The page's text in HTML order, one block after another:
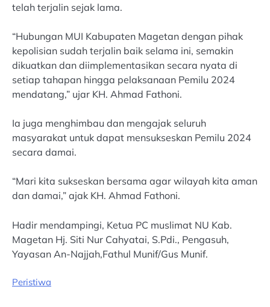
telah terjalin sejak lama.
“Hubungan MUI Kabupaten Magetan dengan pihak
kepolisian sudah terjalin baik selama ini, semakin
dikuatkan dan diimplementasikan secara nyata di
setiap tahapan hingga pelaksanaan Pemilu 2024
mendatang,” ujar KH. Ahmad Fathoni.
Ia juga menghimbau dan mengajak seluruh
masyarakat untuk dapat mensukseskan Pemilu 2024
secara damai.
“Mari kita sukseskan bersama agar wilayah kita aman
dan damai,” ajak KH. Ahmad Fathoni.
Hadir mendampingi, Ketua PC muslimat NU Kab.
Magetan Hj. Siti Nur Cahyatai, S.Pdi., Pengasuh,
Yayasan An-Najjah,Fathul Munif/Gus Munif.
Peristiwa